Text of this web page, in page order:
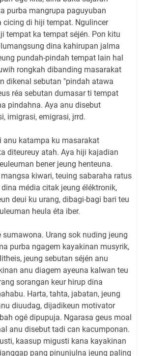
purba mangrupa paguyuban
cicing di hiji tempat. Ngulincer
tempat ka tempat séjén. Pon kitu
dina kahirupan jalma
pundah-pindah tempat lain hal
rongkah dibanding masarakat
dikenal sebutan "pindah atawa
réa sebutan dumasar ti tempat
pindahna. Aya anu disebut
imigrasi, emigrasi, jrrd.
anu katampa ku masarakat
diteureuy atah. Aya hiji kajadian
bener jeung henteuna.
kiwari, teuing sabaraha ratus
média citak jeung éléktronik,
deui ku urang, dibagi-bagi bari teu
heula éta iber.
sumawona. Urang sok nuding jeung
purba ngagem kayakinan musyrik,
jeung sebutan séjén anu
anu diagem ayeuna kalwan teu
sorangan keur hirup dina
Harta, tahta, jabatan, jeung
diuudag, dijadikeun motivator
ogé dipupuja. Ngarasa geus moal
anu disebut tadi can kacumponan.
kaasup migusti kana kayakinan
pang pinunjulna jeung paling